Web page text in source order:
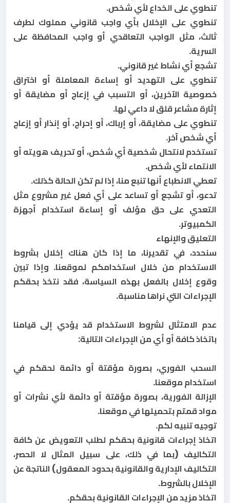
تنطوي على الخداع لأي شخص.
تنطوي على الإخلال بأي واجب قانوني مملوك لطرف
ثالث، مثل الواجب التعاقدي أو واجب المحافظة على
السرية.
تشجع أي نشاط غير قانوني.
تنطوي على التهديد أو إساءة المعاملة أو اختراق
خصوصية الآخرين، أو التسبب في إزعاج أو مضايقة أو
إثارة مشاعر قلق لا داعي لها.
تنطوي على مضايقة، أو إرباك، أو إحراج، أو إنذار أو إزعاج
أي شخص آخر.
تستخدم لانتحال شخصية أي شخص، أو تحريف هويته أو
الانتماء لأي شخص.
تعطي الانطباع أنها تنبع منا، إذا لم تكن الحالة كذلك.
تدعو، أو تشجع أو تساعد على أي فعل غير مشروع مثل
التعدي على حق مؤلف أو إساءة استخدام أجهزة
الكمبيوتر.
التعليق والإنهاء
سنحدد، في تقديرنا، ما إذا كان هناك إخلال بشروط
الاستخدام من خلال استخدامكم لموقعنا. وإذا تبين
وقوع إخلال بالفعل بهذه السياسة، فقد نتخذ بحقكم
الإجراءات التي نراها مناسبة.
عدم الامتثال لشروط الاستخدام قد يؤدي إلى قيامنا
باتخاذ كافة أو أي من الإجراءات التالية:
السحب الفوري، بصورة مؤقتة أو دائمة لحقكم في
استخدام موقعنا.
الإزالة الفورية، بصورة مؤقتة أو دائمة لأي نشرات أو
مواد قمتم بتحميلها في موقعنا.
توجيه تنبيه لكم.
اتخاذ إجراءات قانونية بحقكم لطلب التعويض عن كافة
التكاليف (بما في ذلك، على سبيل المثال لا الحصر،
التكاليف الإدارية والقانونية بحدود المعقول) الناتجة عن
الإخلال بالشروط.
اتخاذ مزيد من الإجراءات القانونية بحقكم.